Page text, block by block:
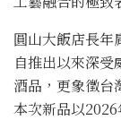
圓山大飯店長年
自推出以來深
酒品，更象徵台
本次新品以